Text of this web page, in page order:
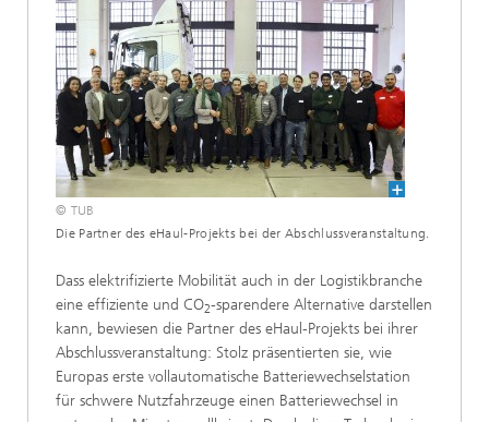
© TUB
Die Partner des eHaul-Projekts bei der Abschlussveranstaltung.
Dass elektrifizierte Mobilität auch in der Logistikbranche
eine effiziente und CO2-sparendere Alternative darstellen
kann, bewiesen die Partner des eHaul-Projekts bei ihrer
Abschlussveranstaltung: Stolz präsentierten sie, wie
Europas erste vollautomatische Batteriewechselstation
für schwere Nutzfahrzeuge einen Batteriewechsel in